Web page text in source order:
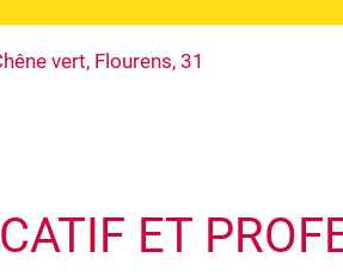
vert, Flourens, 31
ET